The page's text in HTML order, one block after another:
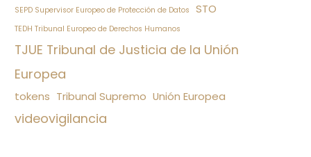
SEPD Supervisor Europeo de Protección de Datos STO
TEDH Tribunal Europeo de Derechos Humanos
TJUE Tribunal de Justicia de la Unión
Europea
tokens Tribunal Supremo Unión Europea
videovigilancia